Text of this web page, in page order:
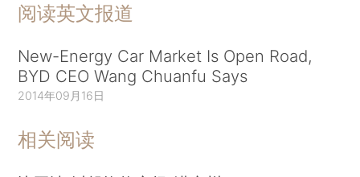
阅读英文报道
New-Energy Car Market Is Open Road,
BYD CEO Wang Chuanfu Says
2014年09月16日
相关阅读